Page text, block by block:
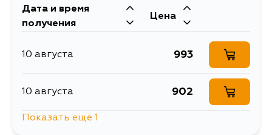
Дата и время
получения
Цена
10 августа 993
10 августа 902
Показать еще 1